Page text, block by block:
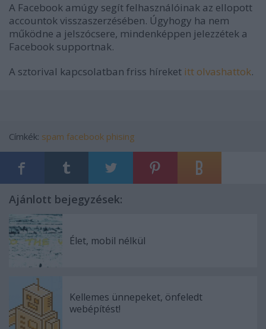
A Facebook amúgy segít felhasználóinak az ellopott
accountok visszaszerzésében. Úgyhogy ha nem
működne a jelszócsere, mindenképpen jelezzétek a
Facebook supportnak.
A sztorival kapcsolatban friss híreket itt olvashattok.
Címkék: spam facebook phising
Ajánlott bejegyzések:
Élet, mobil nélkül
Kellemes ünnepeket, önfeledt
webépítést!